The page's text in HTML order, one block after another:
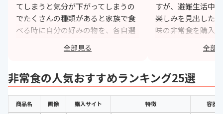
てしまうと気分が下がってしまうの
でたくさんの種類があると家族で食
べる時に自分の好みの物を、各自選
に飽きることもなく食べることが出
https://monita.online
全部見る
すが、避難生活中
楽しみを見出した
味の非常食を購入
全部
非常食の人気おすすめランキング25選
商品名 画像 購入サイト 特徴 容器